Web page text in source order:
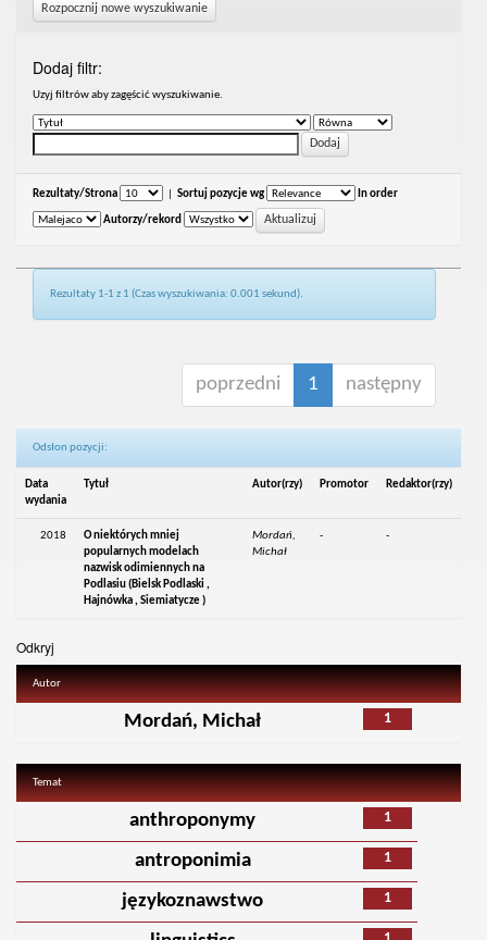
Rozpocznij nowe wyszukiwanie
Dodaj filtr:
Uzyj filtrów aby zagęścić wyszukiwanie.
Rezultaty/Strona Sortuj pozycje wg In order
Autorzy/rekord
Rezultaty 1-1 z 1 (Czas wyszukiwania: 0.001 sekund).
poprzedni 1 następny
Odsłon pozycji:
Data
wydania
Tytuł Autor(rzy) Promotor Redaktor(rzy)
2018
O niektórych mniej
popularnych modelach
nazwisk odimiennych na
Podlasiu (Bielsk Podlaski ,
Hajnówka , Siemiatycze )
Mordań,
Michał
- -
Odkryj
Autor
1
Mordań, Michał
Temat
1
anthroponymy
1
antroponimia
1
językoznawstwo